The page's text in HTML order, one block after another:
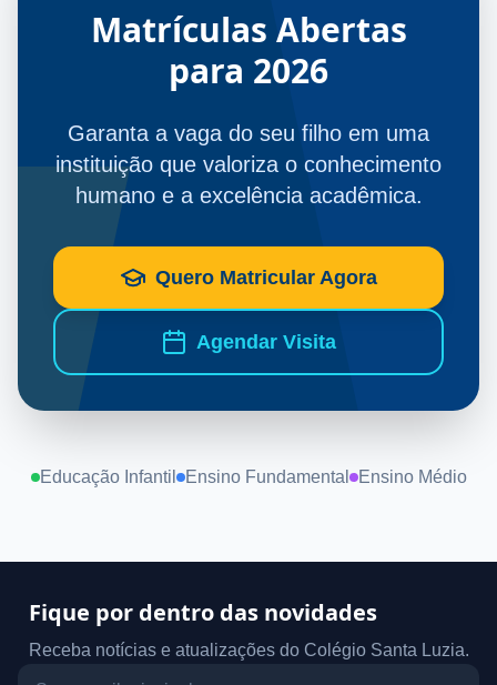
Matrículas Abertas
para 2026
Garanta a vaga do seu filho em uma
instituição que valoriza o conhecimento
humano e a excelência acadêmica.
Quero Matricular Agora
Agendar Visita
Educação Infantil Ensino Fundamental Ensino Médio
Fique por dentro das novidades
Receba notícias e atualizações do Colégio Santa Luzia.